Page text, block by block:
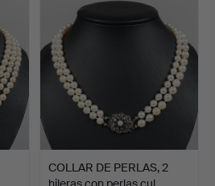
COLLAR DE PERLAS, 2